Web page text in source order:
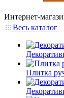
Интернет-
Весь каталог
Плитка